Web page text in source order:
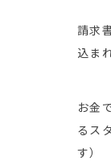
請求
込ま
お金
るス
す）